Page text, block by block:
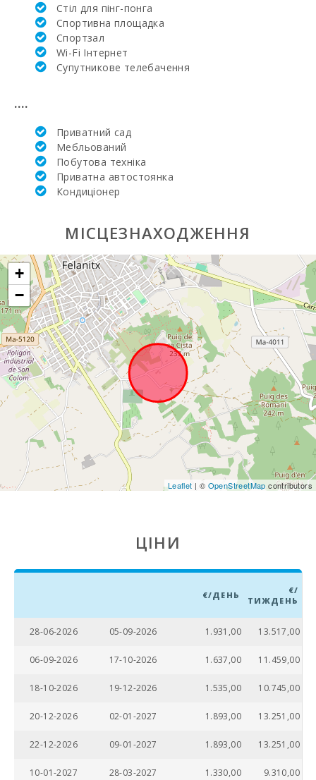
Найближча
лікарня в
Алькудії (км):
Клініка Сон
Еспасесс в
Пальма-де-
Майорка (км):
Щотижневий
базар у Порто-
базар у
Феланіткс
(неділя) (км):
Щотижневий
базар в Montuiri
(км):
Щотижневий
базар в Алькудії
(вівторок та
неділя) (км):
Щотижневий
базар у
Манакор
(понеділок) (км):
Супермаркет -
LIDL (км):
(км):
спорту (км):
ПАРК МАЙОРКА
ДЖУНГЛІ (км):
Парк Катманду
Акваріум
Стіл для пінг-понга
Cпортивна площадка
Спортзал
Wi-Fi Інтернет
Супутникове телебачення
....
Приватний сад
Мебльований
Побутова техніка
Приватна автостоянка
Кондиціонер
МІСЦЕЗНАХОДЖЕННЯ
+
−
Leaflet | © OpenStreetMap contributors
ЦІНИ
€/ДЕНЬ
€/
ТИЖДЕНЬ
28-06-2026 05-09-2026 1.931,00 13.517,00
06-09-2026 17-10-2026 1.637,00 11.459,00
18-10-2026 19-12-2026 1.535,00 10.745,00
20-12-2026 02-01-2027 1.893,00 13.251,00
22-12-2026 09-01-2027 1.893,00 13.251,00
10-01-2027 28-03-2027 1.330,00 9.310,00